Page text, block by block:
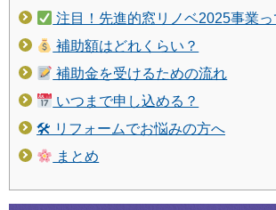
注目！先進的窓リノベ2025事業っ
補助額はどれくらい？
補助金を受けるための流れ
いつまで申し込める？
🛠 リフォームでお悩みの方へ
まとめ